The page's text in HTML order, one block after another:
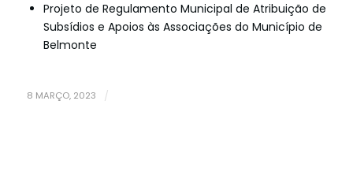
Projeto de Regulamento Municipal de Atribuição de
Subsídios e Apoios às Associações do Município de
Belmonte
8 MARÇO, 2023 /